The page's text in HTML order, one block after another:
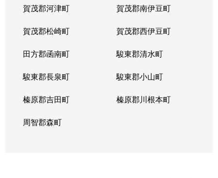
賀茂郡河津町 賀茂郡南伊豆町
賀茂郡松崎町 賀茂郡西伊豆町
田方郡函南町 駿東郡清水町
駿東郡長泉町 駿東郡小山町
榛原郡吉田町 榛原郡川根本町
周智郡森町